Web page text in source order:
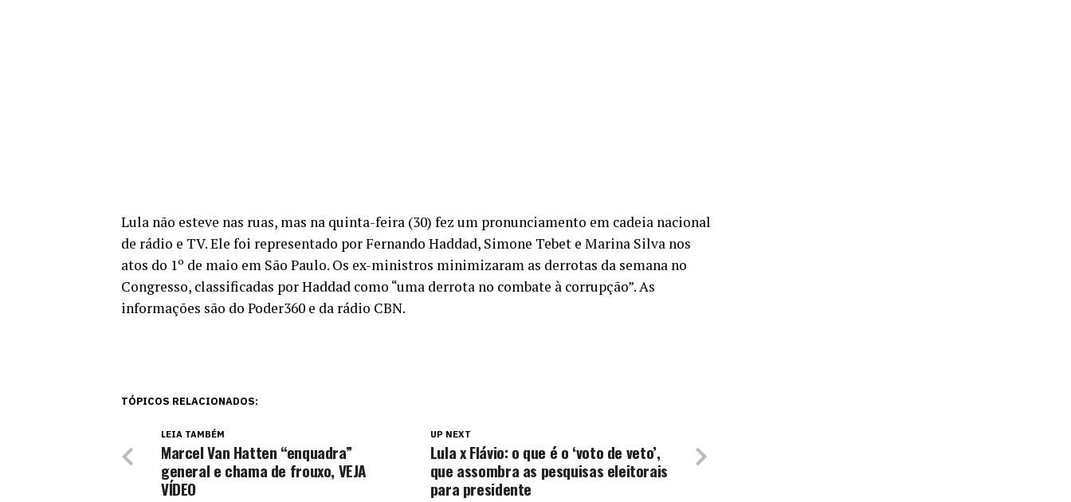
Lula não esteve nas ruas, mas na quinta-feira (30) fez um pronunciamento em cadeia nacional
de rádio e TV. Ele foi representado por Fernando Haddad, Simone Tebet e Marina Silva nos
atos do 1º de maio em São Paulo. Os ex-ministros minimizaram as derrotas da semana no
Congresso, classificadas por Haddad como “uma derrota no combate à corrupção”. As
informações são do Poder360 e da rádio CBN.
TÓPICOS RELACIONADOS:
UP NEXT
Lula x Flávio: o que é o ‘voto de veto’,
que assombra as pesquisas eleitorais
para presidente
LEIA TAMBÉM
Marcel Van Hatten “enquadra”
general e chama de frouxo, VEJA
VÍDEO